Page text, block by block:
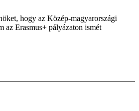
hogy az Közép-magyarországi
az Erasmus+ pályázaton ismét